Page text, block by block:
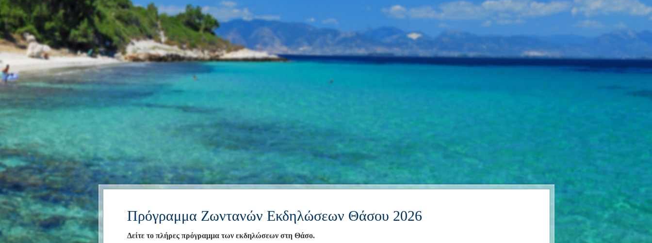
Πρόγραμμα Ζωντανών Εκδηλώσεων Θάσου 2026
Δείτε το πλήρες πρόγραμμα των εκδηλώσεων στη Θάσο.